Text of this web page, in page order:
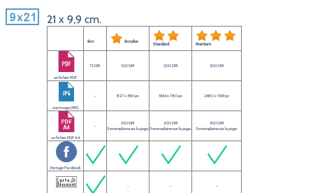
21 x 9,9 cm.
éco éco plus Standard Premium
un fichier PDF
72 DPI 100 DPI 200 DPI 300 DPI
une image JPEG
- 827 x 390 px 1654 x 780 px 2480 x 1169 px
un fichier PDF A4
-
100 DPI
3 exemplaires sur la page.
200 DPI
3 exemplaires sur la page.
300 DPI
3 exemplaires sur la page.
Partage Facebook
- - -